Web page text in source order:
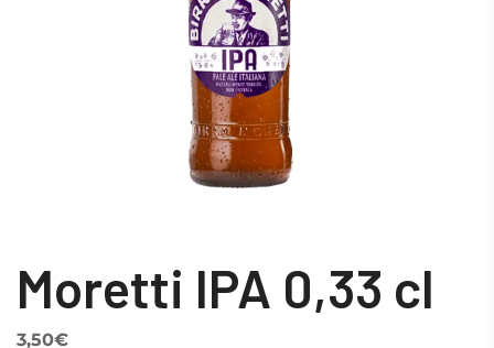
Moretti IPA 0,33 cl
3,50€